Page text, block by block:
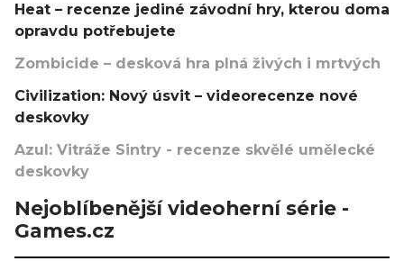
Heat – recenze jediné závodní hry, kterou doma
opravdu potřebujete
Zombicide – desková hra plná živých i mrtvých
Civilization: Nový úsvit – videorecenze nové
deskovky
Azul: Vitráže Sintry - recenze skvělé umělecké
deskovky
Nejoblíbenější videoherní série -
Games.cz